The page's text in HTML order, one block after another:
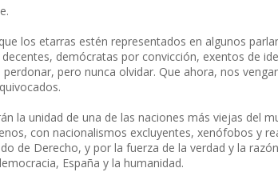
los etarras estén representados en algunos
demócratas por convicción, exentos de
pero nunca olvidar. Que ahora, nos
la unidad de una de las naciones más viejas del
con nacionalismos excluyentes, xenófobos y
de Derecho, y por la fuerza de la verdad y la
España y la humanidad.